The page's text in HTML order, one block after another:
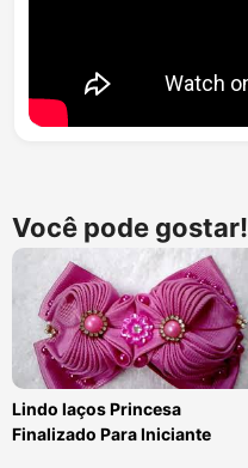
Você pode gostar!
Lindo laços Princesa
Finalizado Para Iniciante